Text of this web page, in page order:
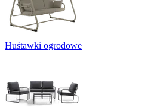
Huśtawki ogrodowe